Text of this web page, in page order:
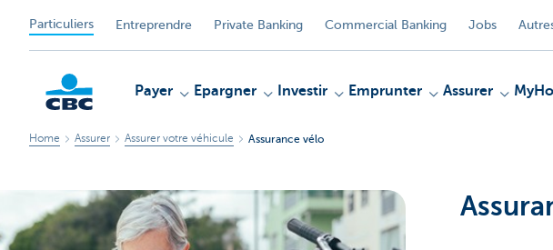
Particuliers Entreprendre Private Banking Commercial Banking Jobs
Particulieren
Payer Epargner Investir Emprunter Assurer
Home Assurer Assurer votre véhicule Assurance vélo